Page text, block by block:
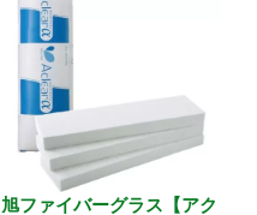
旭ファイバーグラス【アク